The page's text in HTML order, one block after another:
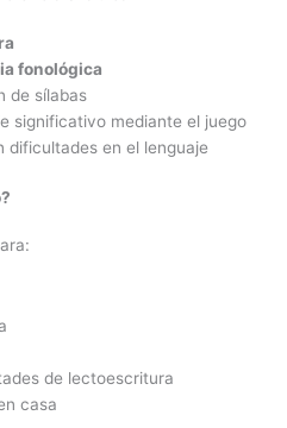
fonológica
de sílabas
significativo mediante el juego
dificultades en el lenguaje
de lectoescritura
casa